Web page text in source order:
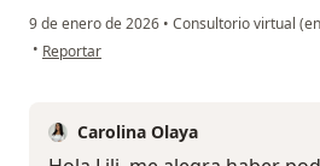
9 de enero de 2026 • Consultorio virtual
• en opinión del usuario Liliana Cardona
Reportar
Carolina Olaya